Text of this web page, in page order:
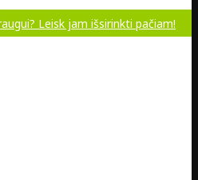
jam išsirinkti pačiam!